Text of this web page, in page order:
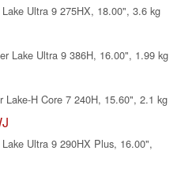
Ultra 9 275HX, 18.00", 3.6 kg
Lake Ultra 9 386H, 16.00", 1.99 kg
H Core 7 240H, 15.60", 2.1 kg
Ultra 9 290HX Plus, 16.00",